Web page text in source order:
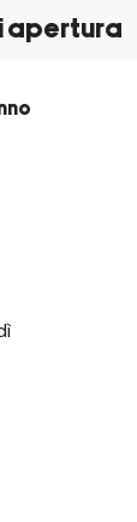
apertura